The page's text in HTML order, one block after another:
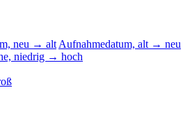
neu → alt Aufnahmedatum, alt → neu
niedrig → hoch